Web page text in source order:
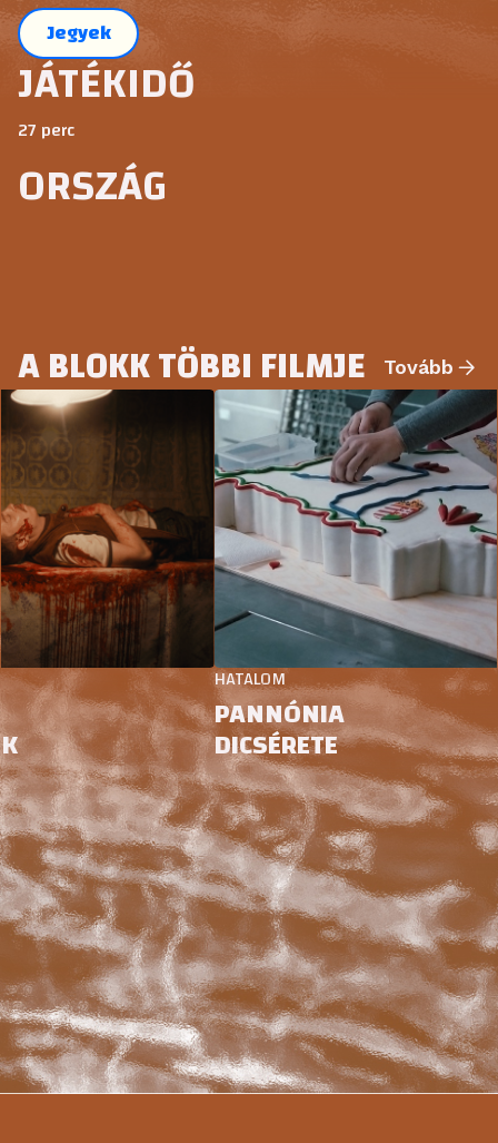
Jegyek
JÁTÉKIDŐ
27 perc
ORSZÁG
A BLOKK TÖBBI FILMJE Tovább
HATALOM
PANNÓNIA
DICSÉRETE